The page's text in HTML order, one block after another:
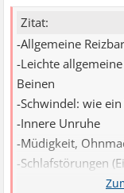
Zitat:
-Allgemeine
-Leichte
Beinen
-Schwindel: wie
-Innere Unruhe
-Müdigkeit,
-Schlafstörungen
-Kloßgefühl im Hals